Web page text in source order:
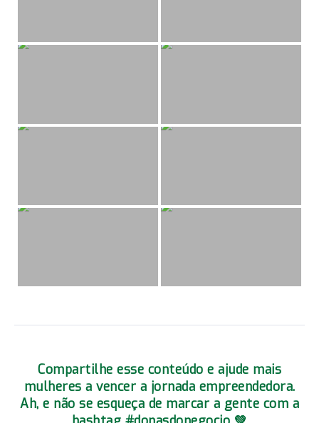
Compartilhe esse conteúdo e ajude mais
mulheres a vencer a jornada empreendedora.
Ah, e não se esqueça de marcar a gente com a